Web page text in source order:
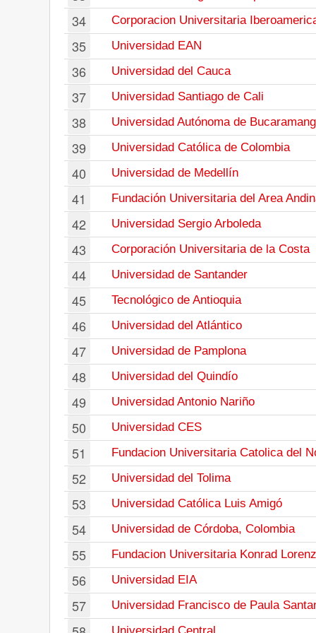
34 Corporacion Universitaria
35 Universidad EAN
36 Universidad del Cauca
37 Universidad Santiago de Cali
38 Universidad Autónoma de
39 Universidad Católica de Colombia
40 Universidad de Medellín
41 Fundación Universitaria del Area
42 Universidad Sergio Arboleda
43 Corporación Universitaria de la Costa
44 Universidad de Santander
45 Tecnológico de Antioquia
46 Universidad del Atlántico
47 Universidad de Pamplona
48 Universidad del Quindío
49 Universidad Antonio Nariño
50 Universidad CES
51 Fundacion Universitaria Catolica del
52 Universidad del Tolima
53 Universidad Católica Luis Amigó
54 Universidad de Córdoba, Colombia
55 Fundacion Universitaria Konrad Lorenz
56 Universidad EIA
57 Universidad Francisco de Paula